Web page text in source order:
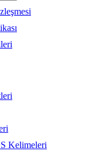
Kelimeleri